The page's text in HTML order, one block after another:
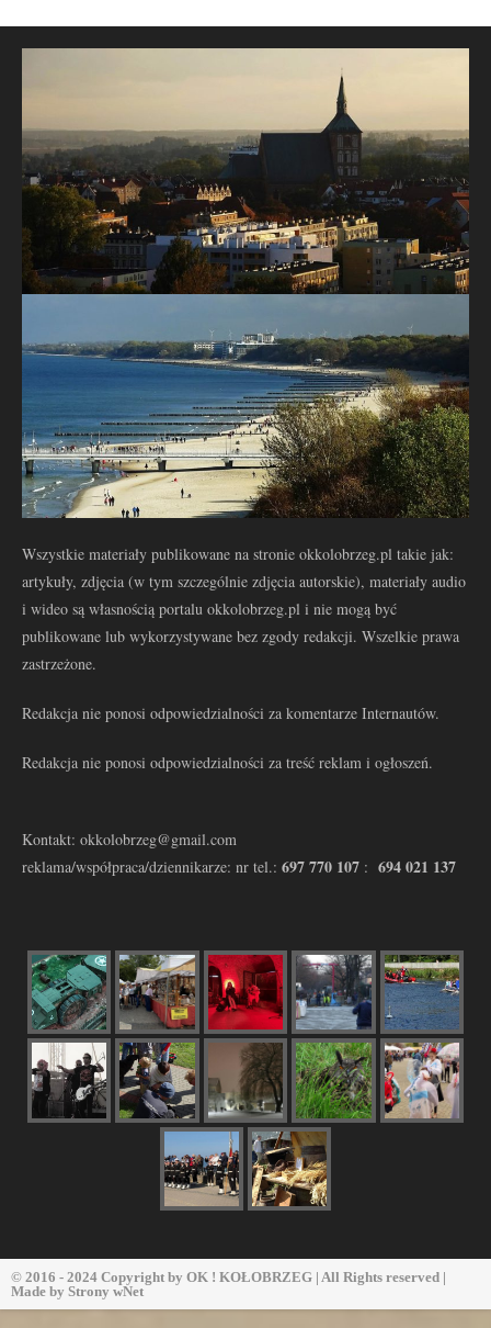
Wszystkie materiały publikowane na stronie okkolobrzeg.pl takie jak:
artykuły, zdjęcia (w tym szczególnie zdjęcia autorskie), materiały audio
i wideo są własnością portalu okkolobrzeg.pl i nie mogą być
publikowane lub wykorzystywane bez zgody redakcji. Wszelkie prawa
zastrzeżone.
Redakcja nie ponosi odpowiedzialności za komentarze Internautów.
Redakcja nie ponosi odpowiedzialności za treść reklam i ogłoszeń.
Kontakt: okkolobrzeg@gmail.com
reklama/współpraca/dziennikarze: nr tel.: 697 770 107 : 694 021 137
© 2016 - 2024 Copyright by OK ! KOŁOBRZEG | All Rights reserved |
Made by Strony wNet